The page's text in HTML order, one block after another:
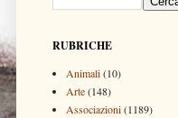
RUBRICHE
Animali(10)
Arte(148)
Associazioni(1189)